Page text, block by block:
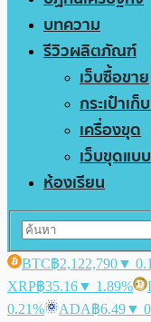
บทความ
รีวิวผลิตภัณฑ์
เว็บซื้อขาย
กระเป๋าเ
เครื่องขุด
เว็บขุดแบ
ห้องเรียน
BTC฿2,122,790▼
XRP฿35.16▼ 1.89%
0.21%
ADA฿6.49▼